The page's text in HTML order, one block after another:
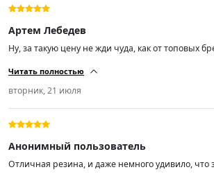
Артем Лебедев
Ну, за такую цену не жди чуда, как от топовых
нашёл.
Читать полностью
вторник, 21 июля
Анонимный пользователь
Отличная резина, и даже немного удивило, что